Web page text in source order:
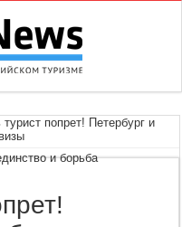
турист попрет! Петербург и